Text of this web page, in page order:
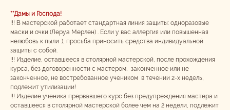
**Дамы и Господа!
!!! В мастерской работает стандартная линия защиты: одноразовые
маски и очки (Леруа Мерлен) . Если у вас аллергия или повышенная
нелюбовь к пыли :), просьба приносить средства индивидуальной
защиты с собой.
!!! Изделие, оставшееся в столярной мастерской, после прохождения
курса, без договоренности с мастером, законченное или не
законченное, не востребованное учеником в течении 2-х недель,
подлежит утилизации!
!!! Изделие ученика прервавшего курс без предупреждения мастера и
оставшееся в столярной мастерской более чем на 2 недели, подлежит